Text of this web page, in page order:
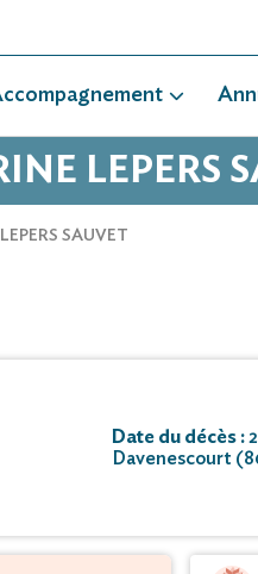
LEPERS
SAUVET
Date du décès :
Davenescourt